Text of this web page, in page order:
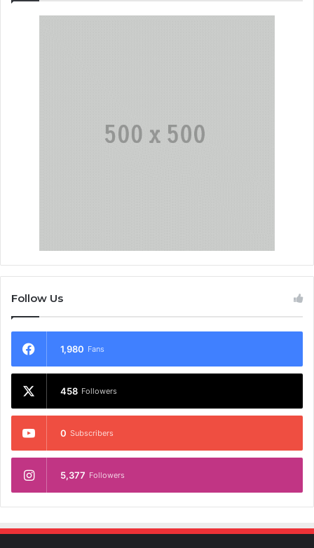
Follow Us
1,980 Fans
458 Followers
0 Subscribers
5,377 Followers